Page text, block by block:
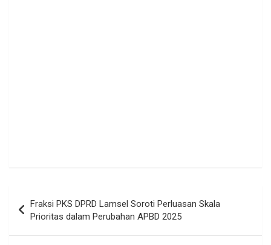
pos
Fraksi PKS DPRD Lamsel Soroti Perluasan Skala
Prioritas dalam Perubahan APBD 2025